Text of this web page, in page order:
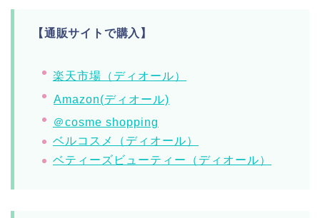
【通販サイトで購入】
楽天市場（ディオール）
Amazon(ディオール)
＠cosme shopping
ベルコスメ（ディオール）
ベティーズビューティー（ディオール）